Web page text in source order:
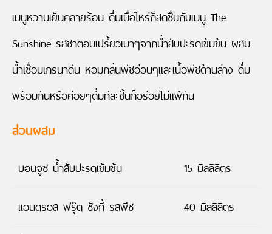
เมนูหวานเย็นคลายร้อน ดื่มเมื่อไหร่ก็สดชื่นกับเมนู The
Sunshine รสชาติอมเปรี้ยวเบาๆจากน้ำสับปะรดเข้มข้น ผสม
น้ำเชื่อมเกรนาดีน หอมกลิ่นพีชอ่อนๆและเนื้อพีชด้านล่าง ดื่ม
พร้อมกันหรือค่อยๆดื่มทีละชั้นก็อร่อยไม่แพ้กัน
ส่วนผสม
บอนจูซ น้ำสับปะรดเข้มข้น
15 มิลลิลิตร
แอนดรอส ฟรุ๊ต ชังกี้ รสพีช
40 มิลลิลิตร